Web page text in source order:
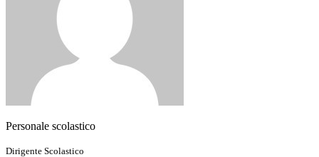
Personale scolastico
Dirigente Scolastico